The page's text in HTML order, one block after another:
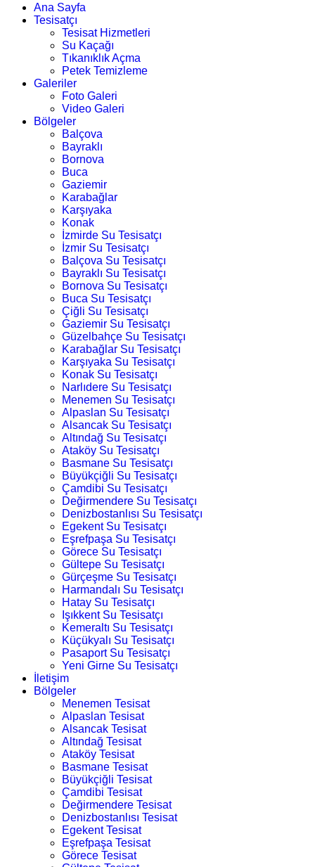
Ana Sayfa
Tesisatçı
Tesisat Hizmetleri
Su Kaçağı
Tıkanıklık Açma
Petek Temizleme
Galeriler
Foto Galeri
Video Galeri
Bölgeler
Balçova
Bayraklı
Bornova
Buca
Gaziemir
Karabağlar
Karşıyaka
Konak
İzmirde Su Tesisatçı
İzmir Su Tesisatçı
Balçova Su Tesisatçı
Bayraklı Su Tesisatçı
Bornova Su Tesisatçı
Buca Su Tesisatçı
Çiğli Su Tesisatçı
Gaziemir Su Tesisatçı
Güzelbahçe Su Tesisatçı
Karabağlar Su Tesisatçı
Karşıyaka Su Tesisatçı
Konak Su Tesisatçı
Narlıdere Su Tesisatçı
Menemen Su Tesisatçı
Alpaslan Su Tesisatçı
Alsancak Su Tesisatçı
Altındağ Su Tesisatçı
Ataköy Su Tesisatçı
Basmane Su Tesisatçı
Büyükçiğli Su Tesisatçı
Çamdibi Su Tesisatçı
Değirmendere Su Tesisatçı
Denizbostanlısı Su Tesisatçı
Egekent Su Tesisatçı
Eşrefpaşa Su Tesisatçı
Görece Su Tesisatçı
Gültepe Su Tesisatçı
Gürçeşme Su Tesisatçı
Harmandalı Su Tesisatçı
Hatay Su Tesisatçı
Işıkkent Su Tesisatçı
Kemeraltı Su Tesisatçı
Küçükyalı Su Tesisatçı
Pasaport Su Tesisatçı
Yeni Girne Su Tesisatçı
İletişim
Bölgeler
Menemen Tesisat
Alpaslan Tesisat
Alsancak Tesisat
Altındağ Tesisat
Ataköy Tesisat
Basmane Tesisat
Büyükçiğli Tesisat
Çamdibi Tesisat
Değirmendere Tesisat
Denizbostanlısı Tesisat
Egekent Tesisat
Eşrefpaşa Tesisat
Görece Tesisat